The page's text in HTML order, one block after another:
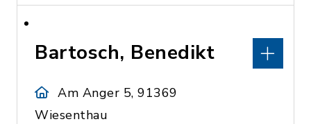
Bartosch, Benedikt
Am Anger 5, 91369
Wiesenthau